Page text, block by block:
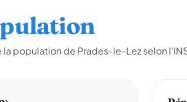
population de Prades-le-Lez selon